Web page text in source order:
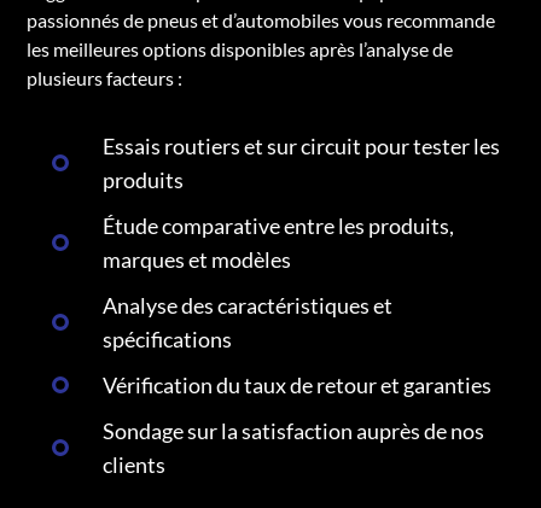
passionnés de pneus et d’automobiles vous recommande
les meilleures options disponibles après l’analyse de
plusieurs facteurs :
Essais routiers et sur circuit pour tester les
produits
Étude comparative entre les produits,
marques et modèles
Analyse des caractéristiques et
spécifications
Vérification du taux de retour et garanties
Sondage sur la satisfaction auprès de nos
clients